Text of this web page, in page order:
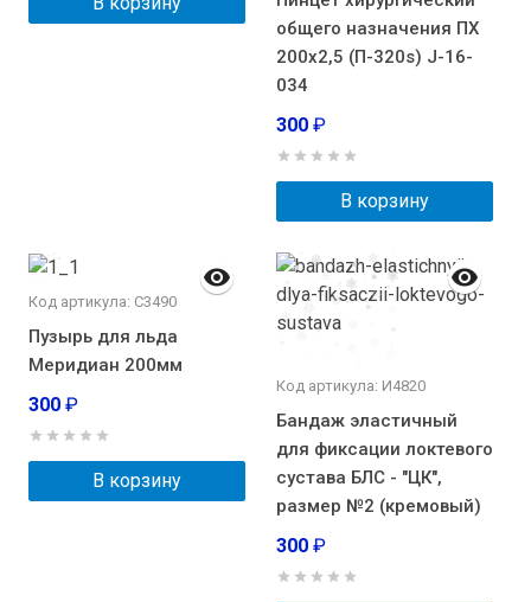
общего назначения ПХ
200х2,5 (П-320s) J-16-
034
300 ₽
В корзину
Код артикула: С3490
Пузырь для льда
Меридиан 200мм
300 ₽
В корзину
Код артикула: И4820
Бандаж эластичный
для фиксации локтевого
сустава БЛС - "ЦК",
размер №2 (кремовый)
300 ₽